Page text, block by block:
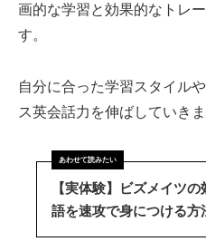
画的な学習と効果的なトレ
す。
自分に合った学習スタイル
ス英会話力を伸ばしていきま
【実体験】ビズメイツ
語を速攻で身につける方